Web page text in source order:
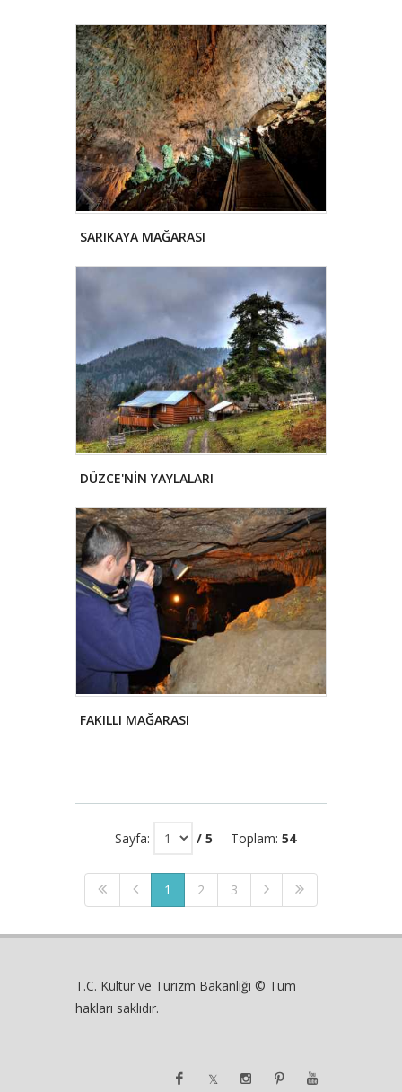
SARIKAYA MAĞARASI
DÜZCE'NİN YAYLALARI
FAKILLI MAĞARASI
Sayfa: / 5 Toplam: 54
1 2 3
T.C. Kültür ve Turizm Bakanlığı © Tüm
hakları saklıdır.